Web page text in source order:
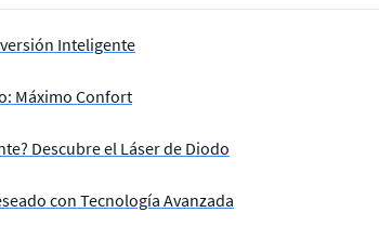
Inteligente
Máximo Confort
Descubre el Láser de Diodo
con Tecnología Avanzada